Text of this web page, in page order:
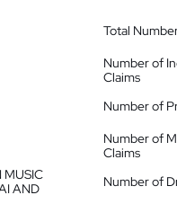
MUSIC
AND
Total
Number of
Claims
Number of
Number of
Claims
Number of